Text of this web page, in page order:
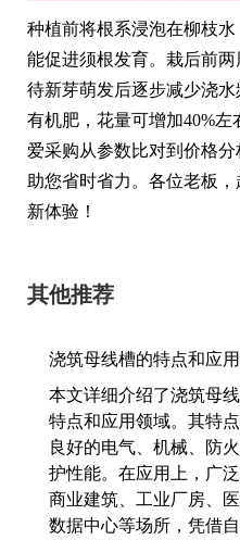
种植前将根系浸泡在柳枝水
能促进须根发育。栽后前两
待新芽萌发后逐步减少浇
有机肥，花量可增加40%左
爱采购从参数比对到价格
助您省时省力。各位老板
新体验！
其他推荐
浇筑母线槽的特点和应
本文详细介绍了浇筑母
特点和应用领域。其特
良好的电气、机械、防
护性能。在应用上，广
商业建筑、工业厂房、
数据中心等场所，凭借